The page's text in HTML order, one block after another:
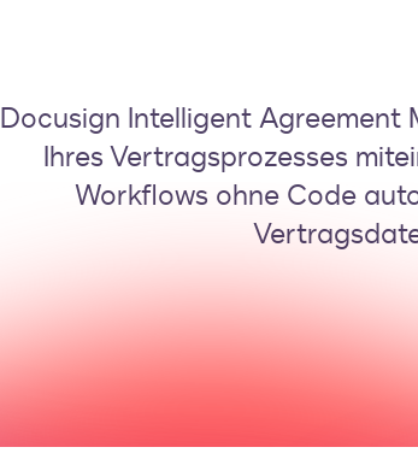
Docusign Intelligent
Ihres Vertragsprozesses
Workflows ohne Code